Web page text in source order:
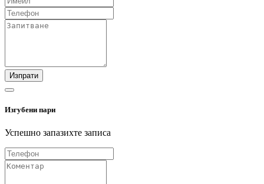
Изпрати
Изгубени пари
Успешно запазихте записа